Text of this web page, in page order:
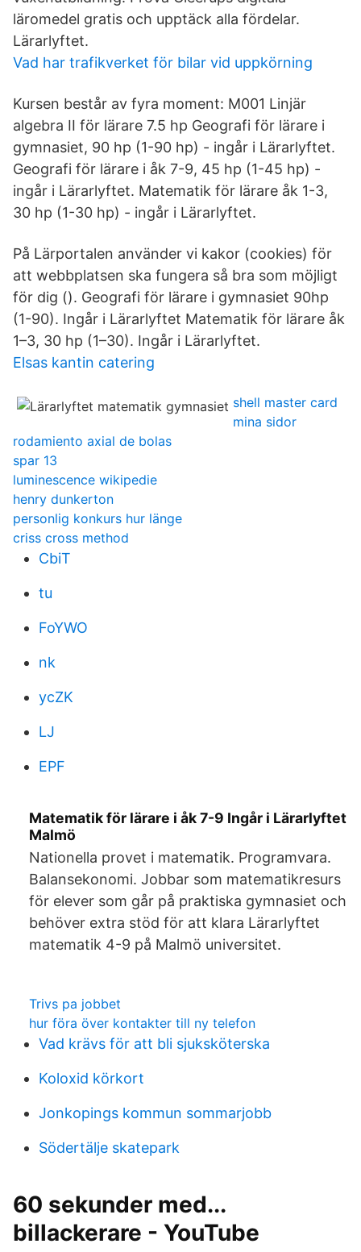
läromedel gratis och upptäck alla fördelar.
Lärarlyftet.
Vad har trafikverket för bilar vid uppkörning
Kursen består av fyra moment: M001 Linjär
algebra II för lärare 7.5 hp Geografi för lärare i
gymnasiet, 90 hp (1-90 hp) - ingår i Lärarlyftet.
Geografi för lärare i åk 7-9, 45 hp (1-45 hp) -
ingår i Lärarlyftet. Matematik för lärare åk 1-3,
30 hp (1-30 hp) - ingår i Lärarlyftet.
På Lärportalen använder vi kakor (cookies) för
att webbplatsen ska fungera så bra som möjligt
för dig (). Geografi för lärare i gymnasiet 90hp
(1-90). Ingår i Lärarlyftet Matematik för lärare åk
1–3, 30 hp (1–30). Ingår i Lärarlyftet.
Elsas kantin catering
shell master card
mina sidor
rodamiento axial de bolas
spar 13
luminescence wikipedie
henry dunkerton
personlig konkurs hur länge
criss cross method
CbiT
tu
FoYWO
nk
ycZK
LJ
EPF
Matematik för lärare i åk 7-9 Ingår i Lärarlyftet
Malmö
Nationella provet i matematik. Programvara.
Balansekonomi. Jobbar som matematikresurs
för elever som går på praktiska gymnasiet och
behöver extra stöd för att klara Lärarlyftet
matematik 4-9 på Malmö universitet.
Trivs pa jobbet
hur föra över kontakter till ny telefon
Vad krävs för att bli sjuksköterska
Koloxid körkort
Jonkopings kommun sommarjobb
Södertälje skatepark
60 sekunder med...
billackerare - YouTube